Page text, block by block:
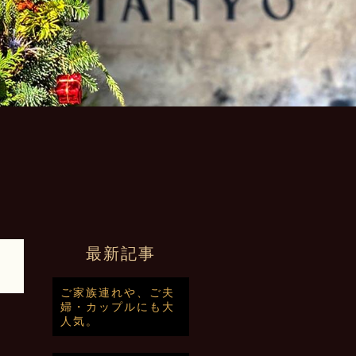
最新記事
ご家族連れや、ご夫
婦・カップルにも大
人気。